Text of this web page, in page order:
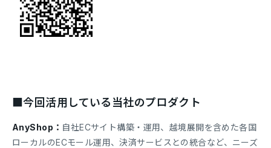
■今回活用している当社のプロダクト
AnyShop： 自社ECサイト構築・運用、越境展開を含めた各国
ローカルのECモール運用、決済サービスとの統合など、ニーズ